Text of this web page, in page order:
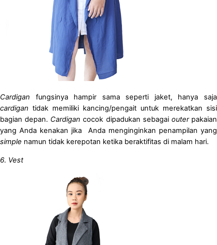
Cardigan fungsinya hampir sama seperti jaket, hanya saja
cardigan tidak memiliki kancing/pengait untuk merekatkan sisi
bagian depan. Cardigancocok dipadukan sebagai outer pakaian
yang Anda kenakan jika
Anda menginginkan penampilan yang
simple namun tidak kerepotan ketika beraktifitas di malam hari.
6. Vest